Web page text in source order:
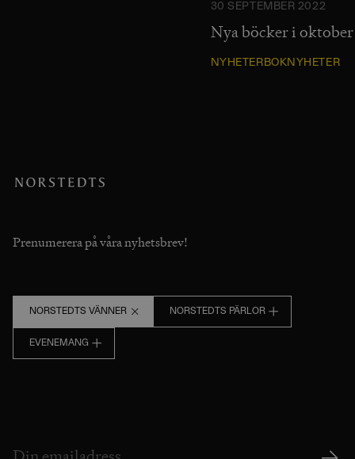
30 SEPTEMBER 2022
Nya böcker i
NYHETER BOKNYHETER
Prenumerera på våra nyhetsbrev!
NORSTEDTS VÄNNER NORSTEDTS PÄRLOR
EVENEMANG